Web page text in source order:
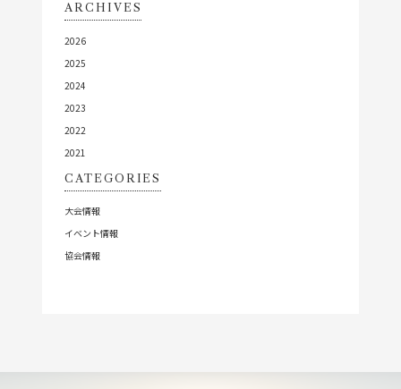
ARCHIVES
2026
2025
2024
2023
2022
2021
CATEGORIES
大会情報
イベント情報
協会情報